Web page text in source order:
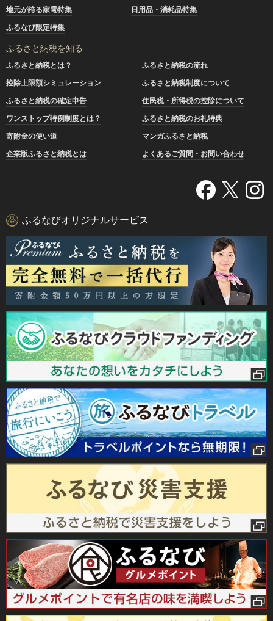
地元が誇る家電特集
日用品・消耗品特集
ふるなび限定特集
ふるさと納税を知る
ふるさと納税とは？
ふるさと納税の流れ
控除上限額シミュレーション
ふるさと納税制度について
ふるさと納税の確定申告
住民税・所得税の控除について
ワンストップ特例制度とは？
ふるさと納税のお礼特典
寄附金の使い道
マンガふるさと納税
企業版ふるさと納税とは
よくあるご質問・お問い合わせ
ふるなびオリジナルサービス